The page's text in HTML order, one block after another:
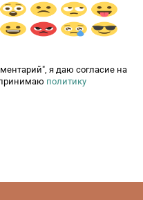
я даю согласие на
политику